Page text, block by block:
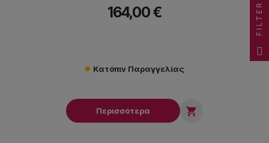
164,00 €
Κατόπιν Παραγγελίας
Περισσότερα 
FILTER